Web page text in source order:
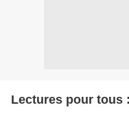
Lectures pour tous